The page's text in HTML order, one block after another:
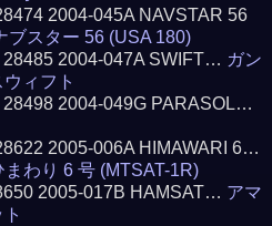
2004-045A NAVSTAR 56
ブスター 56 (USA 180)
28485 2004-047A SWIFT… ガン
ィフト
28498 2004-049G PARASOL…
2005-006A HIMAWARI 6…
わり 6 号 (MTSAT-1R)
2005-017B HAMSAT… アマ